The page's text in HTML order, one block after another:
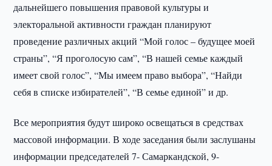
дальнейшего повышения правовой культуры и
электоральной активности граждан планируют
проведение различных акций “Мой голос – будущее моей
страны”, “Я проголосую сам”, “В нашей семье каждый
имеет свой голос”, “Мы имеем право выбора”, “Найди
себя в списке избирателей”, “В семье единой” и др.
Все мероприятия будут широко освещаться в средствах
массовой информации. В ходе заседания были заслушаны
информации председателей 7- Самаркандской, 9-